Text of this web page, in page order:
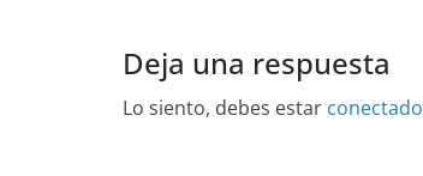
Deja una respuesta
Lo siento, debes estar conectado